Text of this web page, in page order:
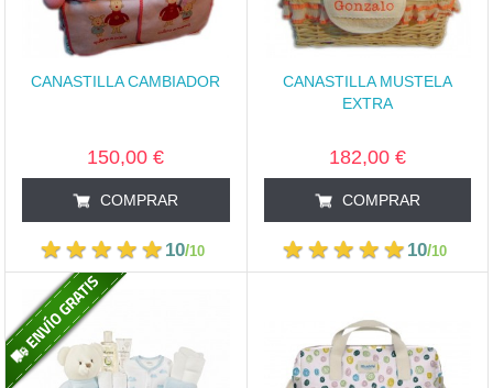
CANASTILLA CAMBIADOR
150,00 €
COMPRAR
10/10
CANASTILLA MUSTELA
EXTRA
182,00 €
COMPRAR
10/10